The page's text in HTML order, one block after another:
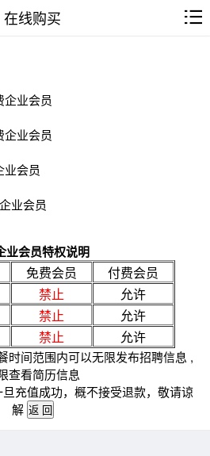
在线购买
企业会员
企业会员
业会员
业会员
业会员特权说明
免费会员
付费会员
禁止
允许
禁止
允许
禁止 允许
时间范围内可以无限发布招聘信息 ,
查看简历信息
充值成功，概不接受退款，敬请谅
解